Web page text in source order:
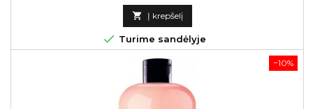
kaina
 Į krepšelį
 Turime sandėlyje
−10%